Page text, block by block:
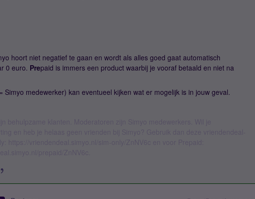
hoort niet negatief te gaan en wordt als alles goed gaat automatisch
0 euro. Prepaid is immers een product waarbij je vooraf betaald en niet na
Simyo medewerker) kan eventueel kijken wat er mogelijk is in jouw geval.